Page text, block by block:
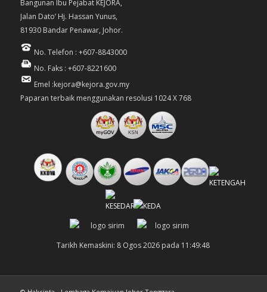
Bangunan Ibu Pejabat KEJORA,
Jalan Dato’ Hj. Hassan Yunus,
81930 Bandar Penawar, Johor.
No. Telefon : +607-8843000
No. Faks : +607-8221600
Emel :kejora@kejora.gov.my
Paparan terbaik menggunakan resolusi 1024 X 768
Tarikh Kemaskini: 8 Ogos 2026 pada 11:49:48